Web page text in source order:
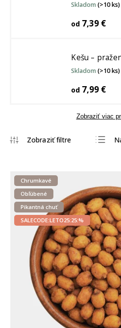
Skladom(>10 ks)
od 7,39 €
Kešu –
Skladom(>10 ks)
od 7,99 €
Zobraziť viac
Chrumkavé
Obľúbené
Pikantná chuť
SALECODE:LETO25:25:%